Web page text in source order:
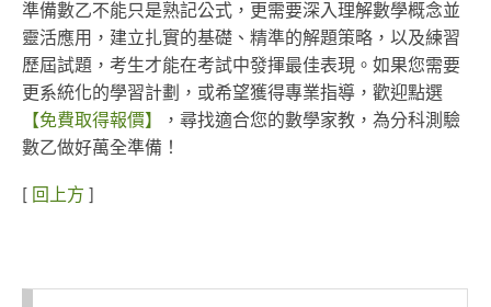
準備數乙不能只是熟記公式，更需要深入理解數學概念並
靈活應用，建立扎實的基礎、精準的解題策略，以及練習
歷屆試題，考生才能在考試中發揮最佳表現。如果您需要
更系統化的學習計劃，或希望獲得專業指導，歡迎點選
【免費取得報價】
，尋找適合您的數學家教，為分科測驗
數乙做好萬全準備！
[ 回上方 ]